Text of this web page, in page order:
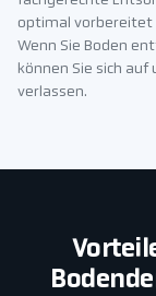
optimal vorbereitet
Wenn Sie Boden
können Sie sich
verlassen.